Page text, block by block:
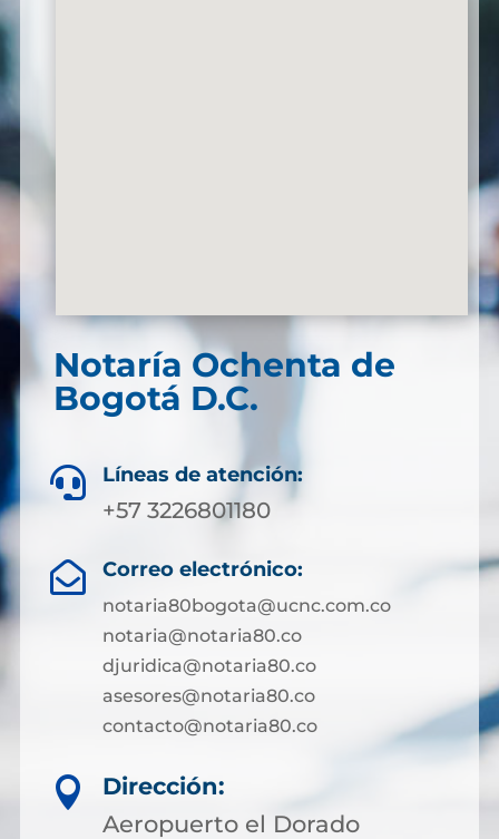
Notaría Ochenta de
Bogotá D.C.
 Líneas de atención:
+57 3226801180
 Correo electrónico:
notaria80bogota@ucnc.com.co
notaria@notaria80.co
djuridica@notaria80.co
asesores@notaria80.co
contacto@notaria80.co ​

Dirección:
Aeropuerto el Dorado